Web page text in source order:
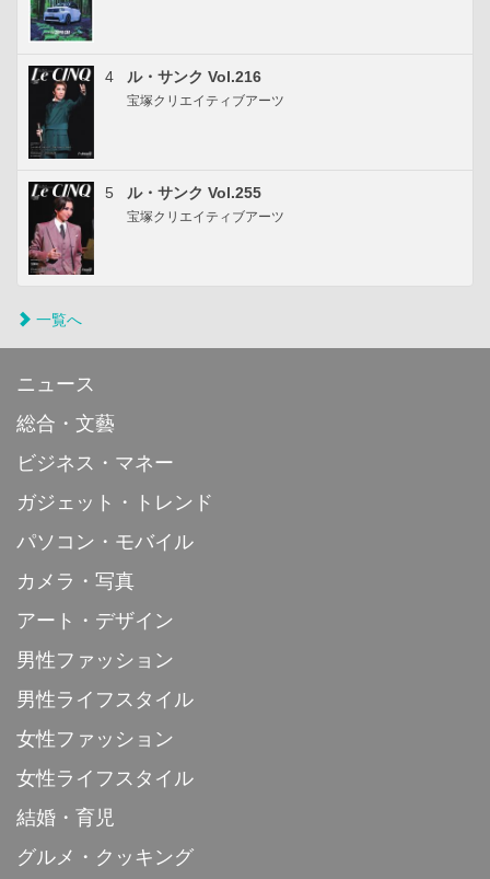
4 ル・サンク Vol.216
宝塚クリエイティブアーツ
5 ル・サンク Vol.255
宝塚クリエイティブアーツ
一覧へ
ニュース
総合・文藝
ビジネス・マネー
ガジェット・トレンド
パソコン・モバイル
カメラ・写真
アート・デザイン
男性ファッション
男性ライフスタイル
女性ファッション
女性ライフスタイル
結婚・育児
グルメ・クッキング